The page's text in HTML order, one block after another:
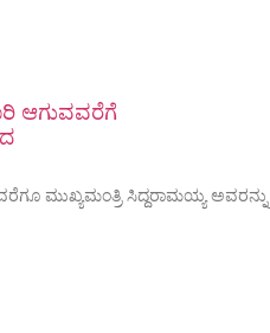
ಆಗುವವರೆಗೆ
ಮುಖ್ಯಮಂತ್ರಿ ಸಿದ್ದರಾಮಯ್ಯ ಅವರನ್ನು